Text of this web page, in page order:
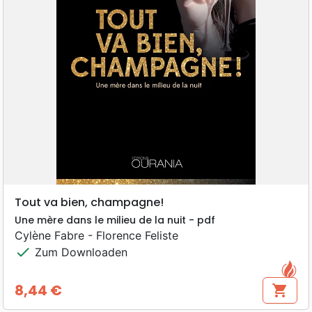
Tout va bien, champagne!
Une mère dans le milieu de la nuit - pdf
Cylène Fabre - Florence Feliste
check Zum Downloaden
Preis
8,44 € shopping_cart